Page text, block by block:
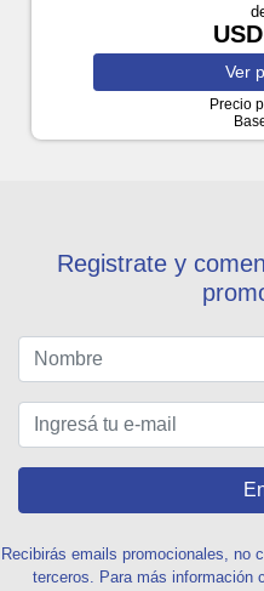
Ver
Precio
Registrate y
Recibirás emails promocionales, no
terceros. Para más información